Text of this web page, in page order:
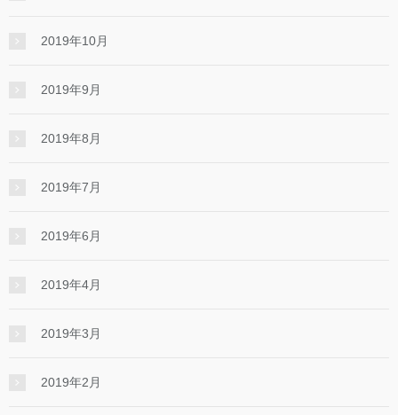
2019年10月
2019年9月
2019年8月
2019年7月
2019年6月
2019年4月
2019年3月
2019年2月